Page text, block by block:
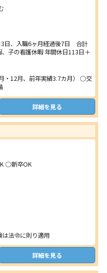
3日、入職6ヶ月経過後7日 合計
子の看護休暇 年間休日113日＋
12月、前年実績3.7カ月） ○交
詳細を見る
○新卒OK
法令に則り適用
詳細を見る